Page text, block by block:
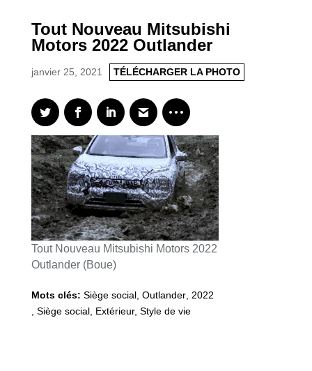
Tout Nouveau Mitsubishi
Motors 2022 Outlander
janvier 25, 2021 TÉLÉCHARGER LA PHOTO
Tout Nouveau Mitsubishi Motors 2022
Outlander (Boue)
Mots clés: Siège social, Outlander, 2022
, Siège social, Extérieur, Style de vie